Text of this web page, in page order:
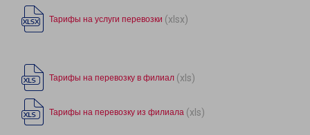
Тарифы на услуги перевозки (xlsx)
Тарифы на перевозку в филиал (xls)
Тарифы на перевозку из филиала (xls)